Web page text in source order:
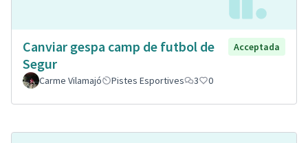
Canviar gespa camp de futbol de
Segur
Acceptada
Carme Vilamajó Pistes Esportives 3 0